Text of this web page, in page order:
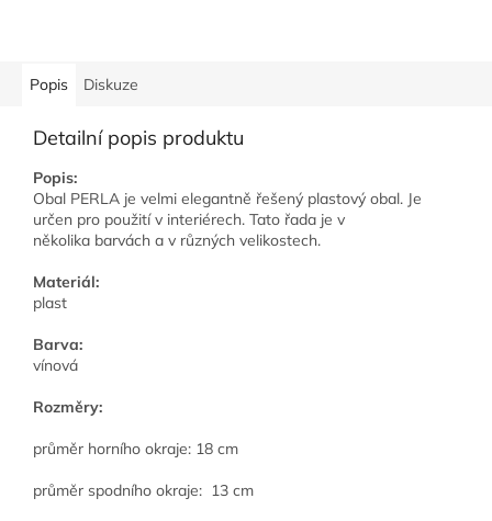
Popis Diskuze
Detailní popis produktu
Popis:
Obal PERLA je velmi elegantně řešený plastový obal. Je
určen pro použití v interiérech. Tato řada je v
několika barvách a v různých velikostech.
Materiál:
plast
Barva:
vínová
Rozměry:
průměr horního okraje: 18 cm
průměr spodního okraje: 13 cm